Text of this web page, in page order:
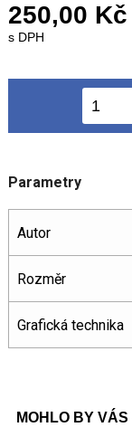
250,00 Kč
s DPH
Parametry
Autor
Rozměr
Grafická technika
MOHLO BY